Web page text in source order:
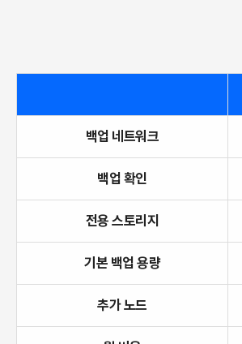
백업 네트워크
백업 확인
전용 스토리지
기본 백업 용량
추가 노드